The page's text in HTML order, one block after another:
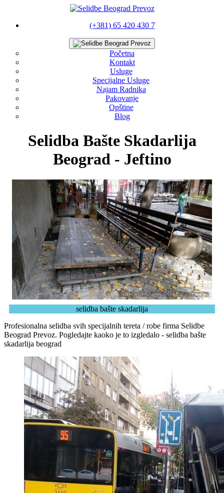
(+381) 65 420 430 7
Početna
Kontakt
Usluge
Specijalne Usluge
Najam Radnika
Pakovanje
Opštine
Blog
Selidba Bašte Skadarlija
Beograd - Jeftino
selidba bašte skadarlija
Profesionalna selidba svih specijalnih tereta / robe firma Selidbe
Beograd Prevoz. Pogledajte kaoko je to izgledalo - selidba bašte
skadarlija beograd